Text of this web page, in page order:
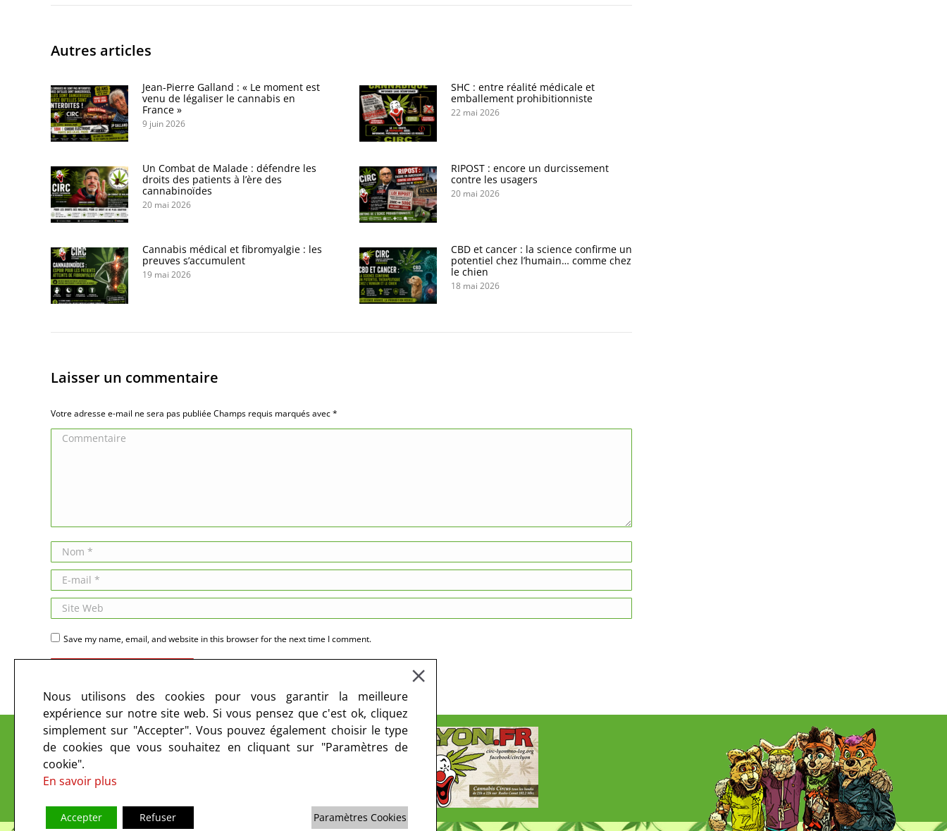
Autres articles
Jean-Pierre Galland : « Le moment est
venu de légaliser le cannabis en
France »
9 juin 2026
SHC : entre réalité médicale et
emballement prohibitionniste
22 mai 2026
Un Combat de Malade : défendre les
droits des patients à l’ère des
cannabinoïdes
20 mai 2026
RIPOST : encore un durcissement
contre les usagers
20 mai 2026
Cannabis médical et fibromyalgie : les
preuves s’accumulent
19 mai 2026
CBD et cancer : la science confirme un
potentiel chez l’humain… comme chez
le chien
18 mai 2026
Laisser un commentaire
Votre adresse e-mail ne sera pas publiée Champs requis marqués avec*
Commentaire
Nom *
E-mail *
Site Web
Save my name, email, and website in this browser for the next time I comment.
Le CIRC sur les ondes et sur le web
Nous utilisons des cookies pour vous garantir la meilleure
expérience sur notre site web. Si vous pensez que c'est ok, cliquez
simplement sur "Accepter". Vous pouvez également choisir le type
de cookies que vous souhaitez en cliquant sur "Paramètres de
cookie".
En savoir plus
Accepter Refuser Paramètres Cookies